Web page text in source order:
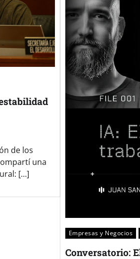
de los
una
[…]
Empresas y Negocios
Conversatorio: